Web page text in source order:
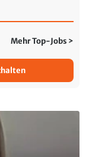
Mehr Top-Jobs >